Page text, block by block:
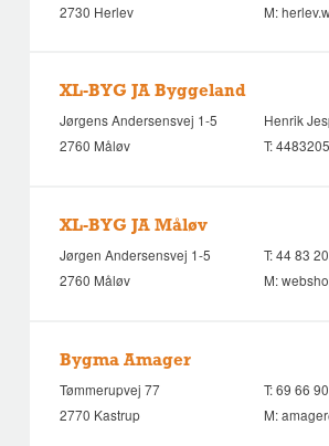
2730 Herlev
M:
XL-BYG JA Byggeland
Jørgens Andersensvej 1-5
2760 Måløv
Henrik
T:
XL-BYG JA Måløv
Jørgen Andersensvej 1-5
2760 Måløv
T:44 83
M:
Bygma Amager
Tømmerupvej 77
2770 Kastrup
T:69 66
M: